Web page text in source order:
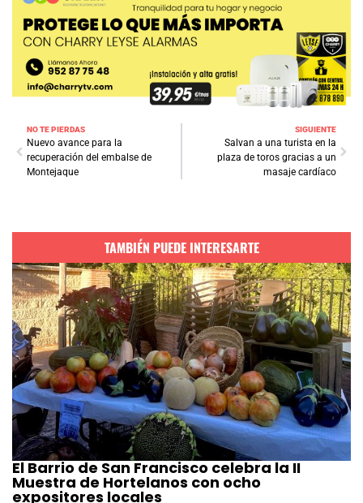
NO TE PIERDAS
Nuevo avance para la
recuperación del embalse de
Montejaque
SIGUIENTE
Salvan a una turista en la
plaza de toros gracias a un
masaje cardíaco
TAMBIÉN PUEDE INTERESARTE
El Barrio de San Francisco celebra la II
Muestra de Hortelanos con ocho
expositores locales